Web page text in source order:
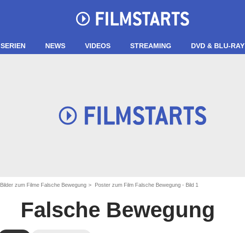
SERIEN NEWS VIDEOS STREAMING DVD & BLU-RAY
Bilder zum Filme Falsche Bewegung Poster zum Film Falsche Bewegung - Bild 1
Falsche Bewegung